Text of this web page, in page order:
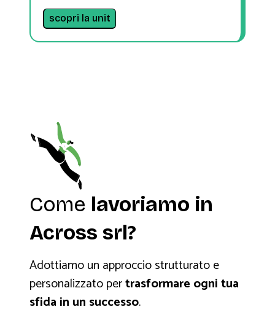
scopri la unit
Come lavoriamo in
Across srl?
Adottiamo un approccio strutturato e
personalizzato pertrasformare ogni tua
sfida in un successo.